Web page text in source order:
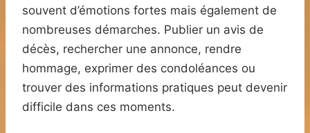
souvent d’émotions fortes mais également de
nombreuses démarches. Publier un avis de
décès, rechercher une annonce, rendre
hommage, exprimer des condoléances ou
trouver des informations pratiques peut devenir
difficile dans ces moments.